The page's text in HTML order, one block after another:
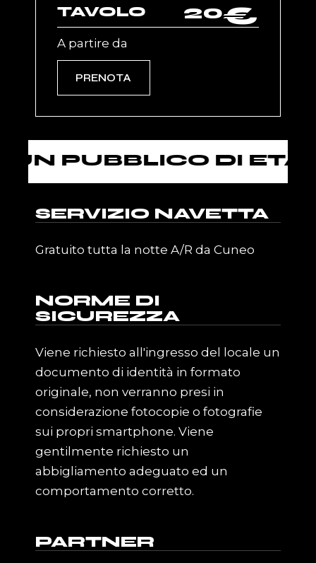
TAVOLO 20€
A partire da
PRENOTA
DI ETÀ
SERVIZIO NAVETTA
Gratuito tutta la notte A/R da Cuneo
NORME DI
SICUREZZA
Viene richiesto all'ingresso del locale un
documento di identità in formato
originale, non verranno presi in
considerazione fotocopie o fotografie
sui propri smartphone. Viene
gentilmente richiesto un
abbigliamento adeguato ed un
comportamento corretto.
PARTNER